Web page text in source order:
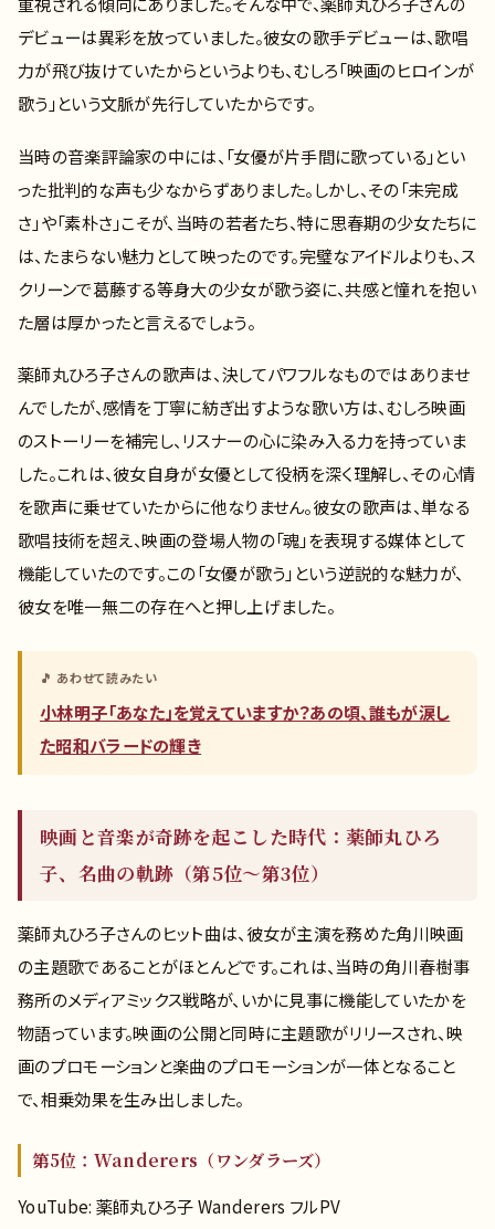
デビューは異彩を放っていました。彼女の歌手デビューは、歌唱
力が飛び抜けていたからというよりも、むしろ「映画のヒロインが
歌う」という文脈が先行していたからです。
当時の音楽評論家の中には、「女優が片手間に歌っている」とい
った批判的な声も少なからずありました。しかし、その「未完成
さ」や「素朴さ」こそが、当時の若者たち、特に思春期の少女たちに
は、たまらない魅力として映ったのです。完璧なアイドルよりも、ス
クリーンで葛藤する等身大の少女が歌う姿に、共感と憧れを抱い
た層は厚かったと言えるでしょう。
薬師丸ひろ子さんの歌声は、決してパワフルなものではありませ
んでしたが、感情を丁寧に紡ぎ出すような歌い方は、むしろ映画
のストーリーを補完し、リスナーの心に染み入る力を持っていま
した。これは、彼女自身が女優として役柄を深く理解し、その心情
を歌声に乗せていたからに他なりません。彼女の歌声は、単なる
歌唱技術を超え、映画の登場人物の「魂」を表現する媒体として
機能していたのです。この「女優が歌う」という逆説的な魅力が、
彼女を唯一無二の存在へと押し上げました。
🎵 あわせて読みたい
小林明子「あなた」を覚えていますか？あの頃、誰もが涙し
た昭和バラードの輝き
映画と音楽が奇跡を起こした時代：薬師丸ひろ
子、名曲の軌跡（第5位〜第3位）
薬師丸ひろ子さんのヒット曲は、彼女が主演を務めた角川映画
の主題歌であることがほとんどです。これは、当時の角川春樹事
務所のメディアミックス戦略が、いかに見事に機能していたかを
物語っています。映画の公開と同時に主題歌がリリースされ、映
画のプロモーションと楽曲のプロモーションが一体となること
で、相乗効果を生み出しました。
第5位：Wanderers（ワンダラーズ）
YouTube: 薬師丸ひろ子 Wanderers フルPV